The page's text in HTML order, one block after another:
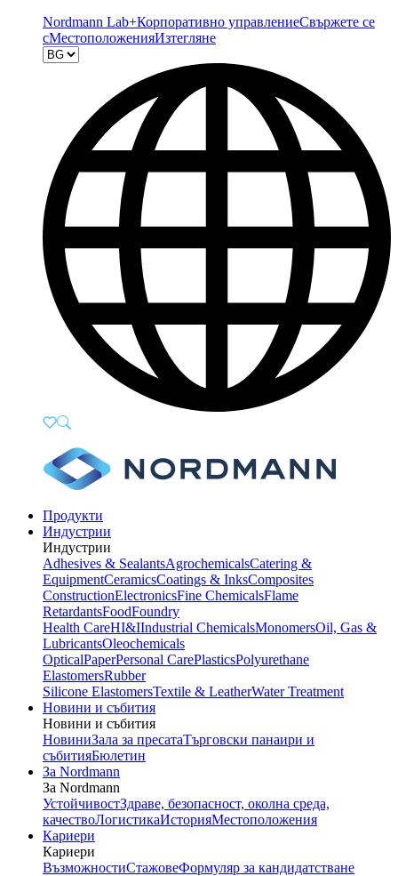
Nordmann Lab+Корпоративно управлениеСвържете се
сМестоположенияИзтегляне
Продукти
Индустрии
Индустрии
Adhesives & SealantsAgrochemicalsCatering &
EquipmentCeramicsCoatings & InksComposites
ConstructionElectronicsFine ChemicalsFlame
RetardantsFoodFoundry
Health CareHI&IIndustrial ChemicalsMonomersOil, Gas &
LubricantsOleochemicals
OpticalPaperPersonal CarePlasticsPolyurethane
ElastomersRubber
Silicone ElastomersTextile & LeatherWater Treatment
Новини и събития
Новини и събития
НовиниЗала за пресатаТърговски панаири и
събитияБюлетин
За Nordmann
За Nordmann
УстойчивостЗдраве, безопасност, околна среда,
качествоЛогистикаИсторияМестоположения
Кариери
Кариери
ВъзможностиСтажовеФормуляр за кандидатстване